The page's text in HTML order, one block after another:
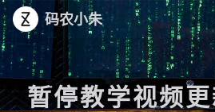
码农小朱
暂停教学视频